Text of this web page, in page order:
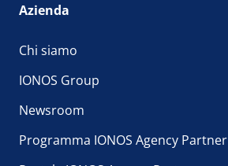
Azienda
Chi siamo
IONOS Group
Newsroom
Programma IONOS Agency Partner